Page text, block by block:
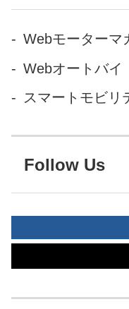
Webモーターマ
Webオートバイ
スマートモビリ
Follow Us